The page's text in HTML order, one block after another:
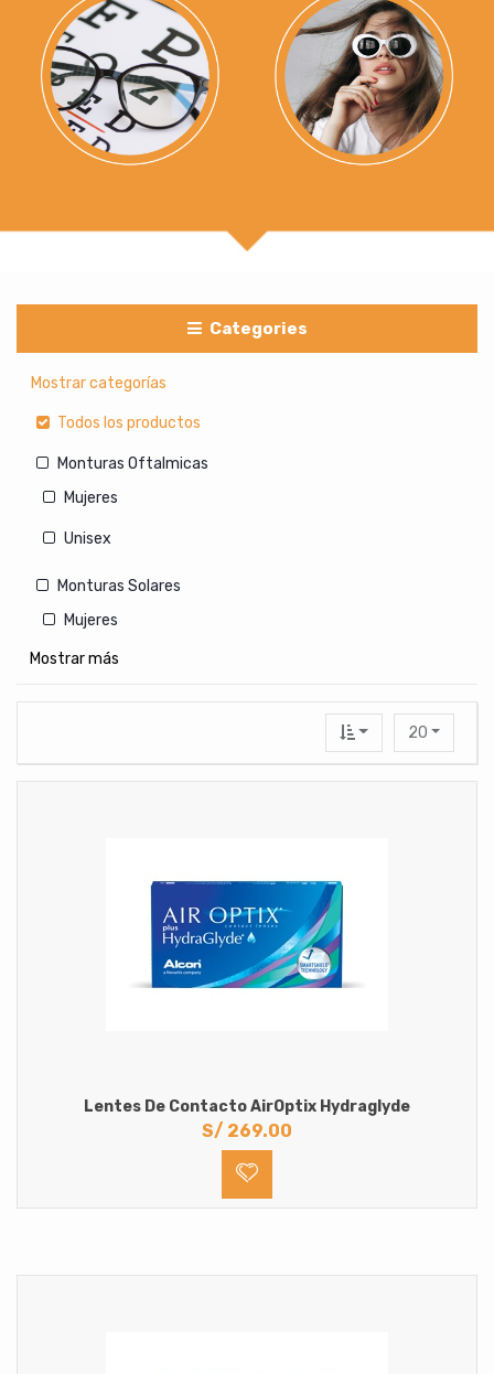
Categories
Mostrar categorías
Todos los productos
Monturas Oftalmicas
Mujeres
Unisex
Monturas Solares
Mujeres
Hombres
Unisex
Con medida
Hipermetropia
Mostrar más
20
Lentes De Contacto AirOptix Hydraglyde
S/ 269.00